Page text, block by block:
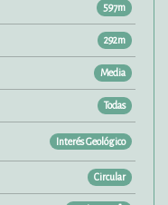
597m
292m
Media
Todas
Interés Geológico
Circular